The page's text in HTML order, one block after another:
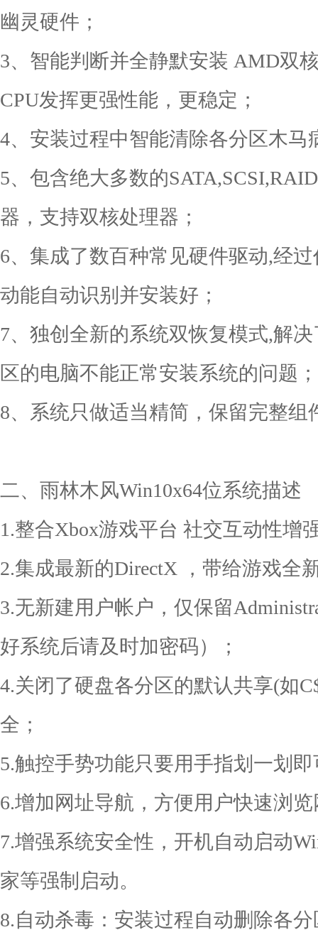
幽灵硬件；
3、智能判断并全静默安装 AMD双
CPU发挥更强性能，更稳定；
4、安装过程中智能清除各分区木马
5、包含绝大多数的
器，支持双核处理器；
6、集成了数百种常见硬件驱动,经
动能自动识别并安装好；
7、独创全新的系统双恢复模式,解
区的电脑不能正常安装系统的问题；
8、系统只做适当精简，保留完整组
二、雨林木风Win10x64位系统描述
1.整合Xbox游戏平台 社交互动性增
2.集成最新的DirectX ，带给游戏全
3.无新建用户帐户，仅保留
好系统后请及时加密码）；
4.关闭了硬盘各分区的默认共享(如
全；
5.触控手势功能只要用手指划一划
6.增加网址导航，方便用户快速浏览
7.增强系统安全性，开机自动启动
家等强制启动。
8.自动杀毒：安装过程自动删除各